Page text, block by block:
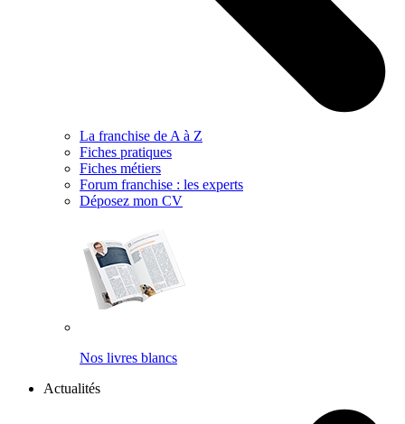
La franchise de A à Z
Fiches pratiques
Fiches métiers
Forum franchise : les experts
Déposez mon CV
Nos livres blancs
Actualités